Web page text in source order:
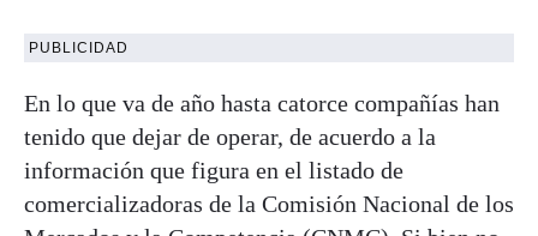
PUBLICIDAD
En lo que va de año hasta catorce compañías han
tenido que dejar de operar, de acuerdo a la
información que figura en el listado de
comercializadoras de la Comisión Nacional de los